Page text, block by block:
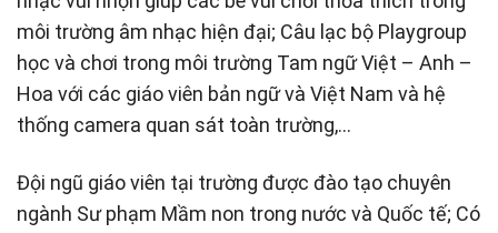
môi trường âm nhạc hiện đại; Câu lạc bộ Playgroup
học và chơi trong môi trường Tam ngữ Việt – Anh –
Hoa với các giáo viên bản ngữ và Việt Nam và hệ
thống camera quan sát toàn trường,…
Đội ngũ giáo viên tại trường được đào tạo chuyên
ngành Sư phạm Mầm non trong nước và Quốc tế; Có